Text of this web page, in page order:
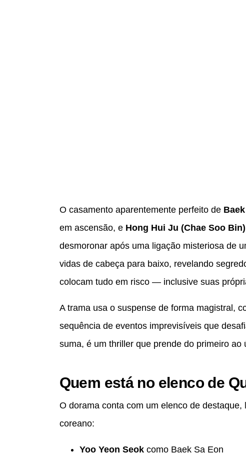
O casamento aparentemente perfeito de
em ascensão, e Hong Hui Ju (Chae Soo Bin)
desmoronar após uma ligação misteriosa de
vidas de cabeça para baixo, revelando
colocam tudo em risco — inclusive suas
A trama usa o suspense de forma magistral,
sequência de eventos imprevisíveis que
suma, é um thriller que prende do primeiro ao
Quem está no elenco de
O dorama conta com um elenco de
coreano:
Yoo Yeon Seokcomo Baek Sa Eon